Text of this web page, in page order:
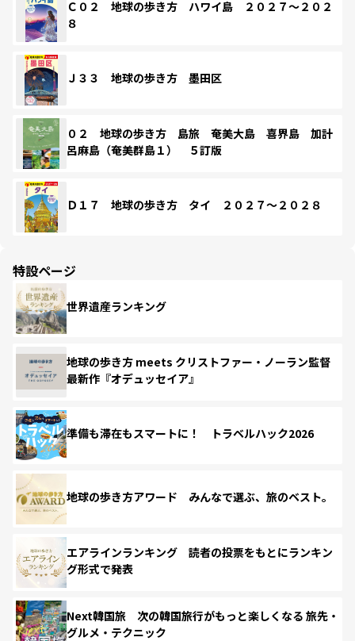
Ｃ０２ 地球の歩き方 ハワイ島 ２０２７～２０２
８
Ｊ３３ 地球の歩き方 墨田区
０２ 地球の歩き方 島旅 奄美大島 喜界島 加計
呂麻島（奄美群島１） ５訂版
Ｄ１７ 地球の歩き方 タイ ２０２７～２０２８
特設ページ
世界遺産ランキング
地球の歩き方 meets クリストファー・ノーラン監督
最新作『オデュッセイア』
準備も滞在もスマートに！ トラベルハック2026
地球の歩き方アワード みんなで選ぶ、旅のベスト。
エアラインランキング 読者の投票をもとにランキン
グ形式で発表
Next韓国旅 次の韓国旅行がもっと楽しくなる 旅先・
グルメ・テクニック